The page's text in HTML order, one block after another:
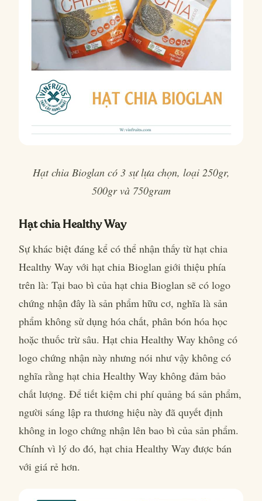
Hạt chia Bioglan có 3 sự lựa chọn, loại 250gr,
500gr và 750gram
Hạt chia Healthy Way
Sự khác biệt đáng kể có thể nhận thấy từ hạt chia
Healthy Way với hạt chia Bioglan giới thiệu phía
trên là: Tại bao bì của hạt chia Bioglan sẽ có logo
chứng nhận đây là sản phẩm hữu cơ, nghĩa là sản
phẩm không sử dụng hóa chất, phân bón hóa học
hoặc thuốc trừ sâu. Hạt chia Healthy Way không có
logo chứng nhận này nhưng nói như vậy không có
nghĩa rằng hạt chia Healthy Way không đảm bảo
chất lượng. Để tiết kiệm chi phí quảng bá sản phẩm,
người sáng lập ra thương hiệu này đã quyết định
không in logo chứng nhận lên bao bì của sản phẩm.
Chính vì lý do đó, hạt chia Healthy Way được bán
với giá rẻ hơn.